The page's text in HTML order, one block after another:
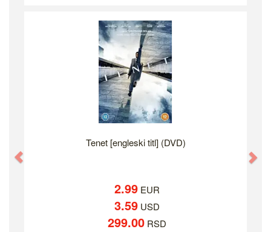
Tenet [engleski titl] (DVD)
2.99 EUR
3.59 USD
299.00 RSD